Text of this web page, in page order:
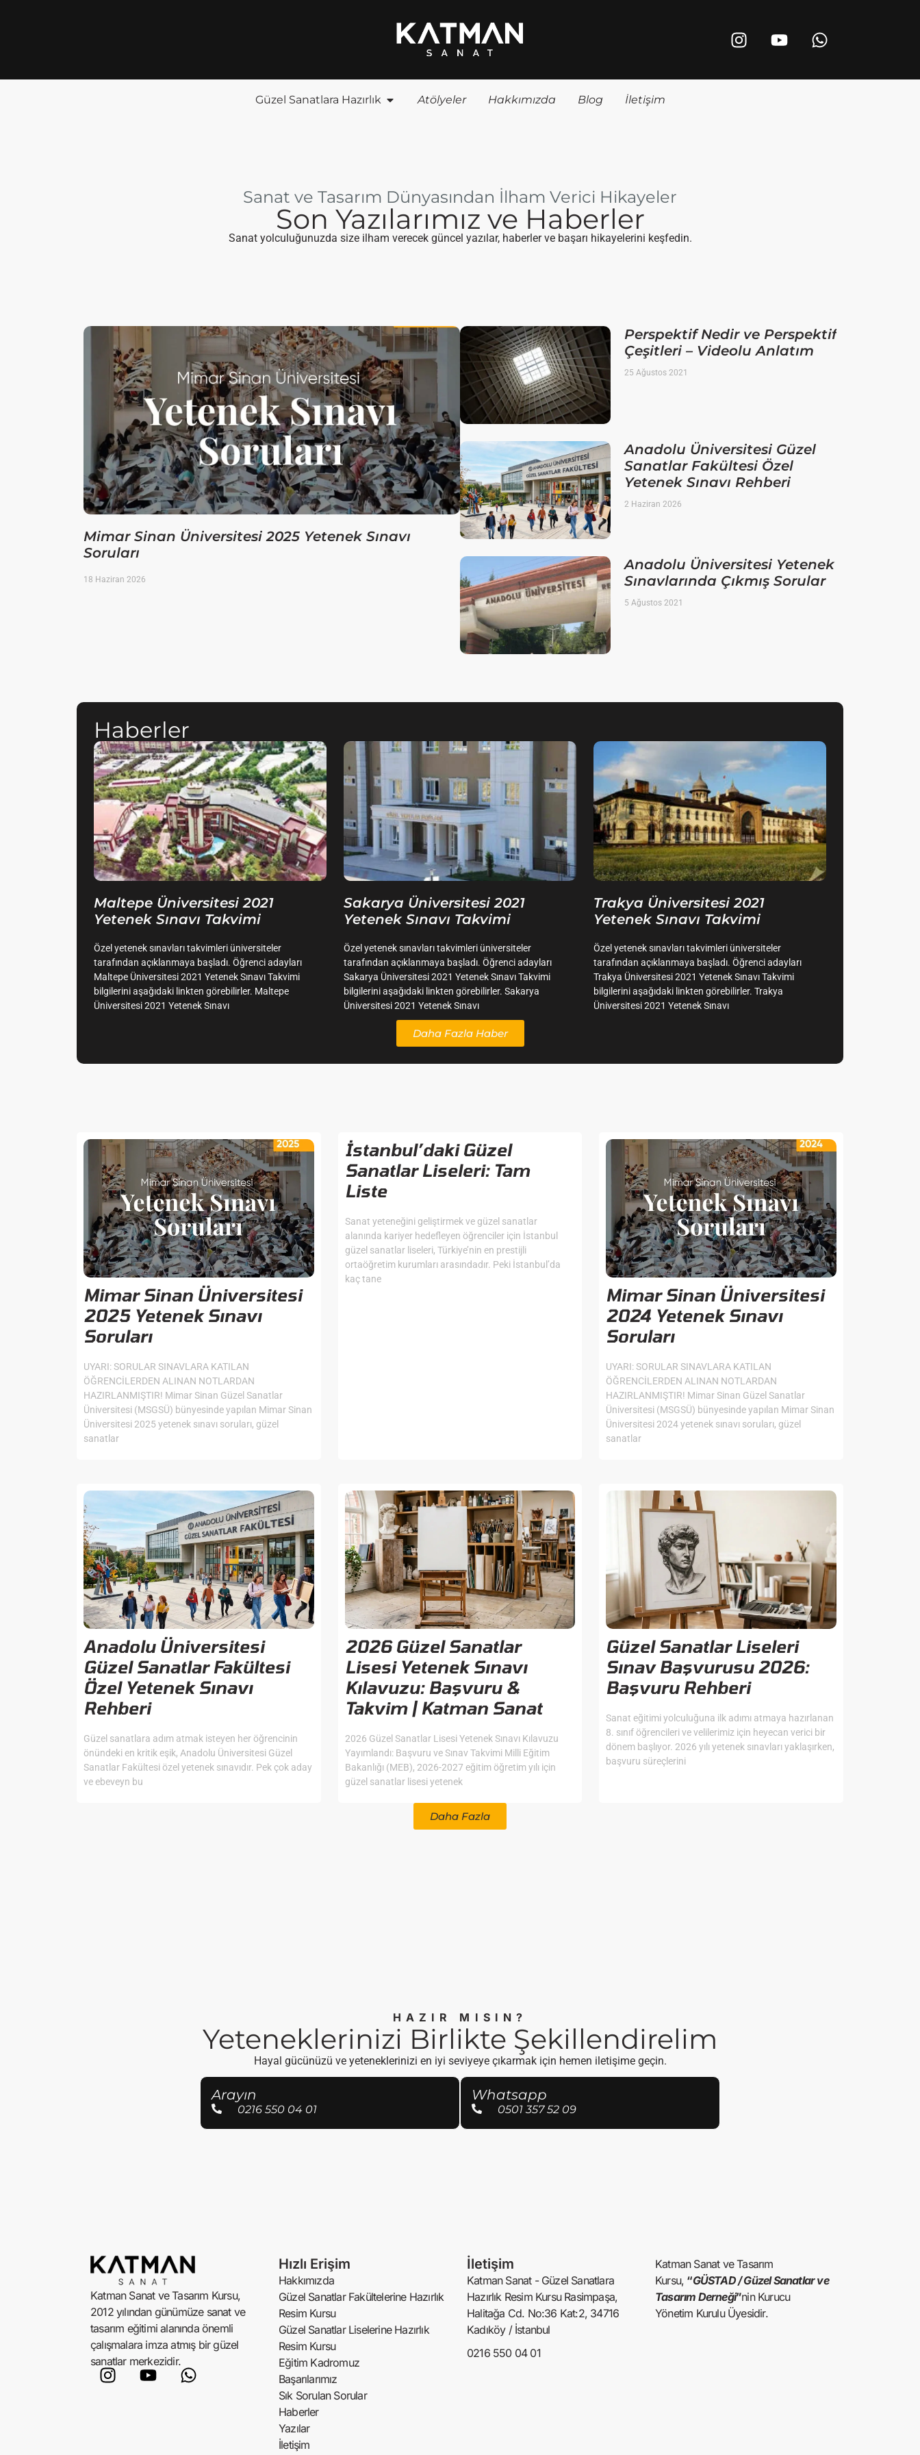
Güzel Sanatlara Hazırlık Atölyeler Hakkımızda Blog İletişim
Sanat ve Tasarım Dünyasından İlham Verici Hikayeler
Son Yazılarımız ve Haberler
Sanat yolculuğunuzda size ilham verecek güncel yazılar, haberler ve başarı hikayelerini keşfedin.
Mimar Sinan Üniversitesi 2025 Yetenek Sınavı
Soruları
18 Haziran 2026
Perspektif Nedir ve Perspektif
Çeşitleri – Videolu Anlatım
25 Ağustos 2021
Anadolu Üniversitesi Güzel
Sanatlar Fakültesi Özel
Yetenek Sınavı Rehberi
2 Haziran 2026
Anadolu Üniversitesi Yetenek
Sınavlarında Çıkmış Sorular
5 Ağustos 2021
Haberler
Maltepe Üniversitesi 2021
Yetenek Sınavı Takvimi
Özel yetenek sınavları takvimleri üniversiteler
tarafından açıklanmaya başladı. Öğrenci adayları
Maltepe Üniversitesi 2021 Yetenek Sınavı Takvimi
bilgilerini aşağıdaki linkten görebilirler. Maltepe
Üniversitesi 2021 Yetenek Sınavı
Sakarya Üniversitesi 2021
Yetenek Sınavı Takvimi
Özel yetenek sınavları takvimleri üniversiteler
tarafından açıklanmaya başladı. Öğrenci adayları
Sakarya Üniversitesi 2021 Yetenek Sınavı Takvimi
bilgilerini aşağıdaki linkten görebilirler. Sakarya
Üniversitesi 2021 Yetenek Sınavı
Trakya Üniversitesi 2021
Yetenek Sınavı Takvimi
Özel yetenek sınavları takvimleri üniversiteler
tarafından açıklanmaya başladı. Öğrenci adayları
Trakya Üniversitesi 2021 Yetenek Sınavı Takvimi
bilgilerini aşağıdaki linkten görebilirler. Trakya
Üniversitesi 2021 Yetenek Sınavı
Daha Fazla Haber
Mimar Sinan Üniversitesi
2025 Yetenek Sınavı
Soruları
UYARI: SORULAR SINAVLARA KATILAN
ÖĞRENCİLERDEN ALINAN NOTLARDAN
HAZIRLANMIŞTIR! Mimar Sinan Güzel Sanatlar
Üniversitesi (MSGSÜ) bünyesinde yapılan Mimar Sinan
Üniversitesi 2025 yetenek sınavı soruları, güzel
sanatlar
İstanbul’daki Güzel
Sanatlar Liseleri: Tam
Liste
Sanat yeteneğini geliştirmek ve güzel sanatlar
alanında kariyer hedefleyen öğrenciler için İstanbul
güzel sanatlar liseleri, Türkiye’nin en prestijli
ortaöğretim kurumları arasındadır. Peki İstanbul’da
kaç tane
Mimar Sinan Üniversitesi
2024 Yetenek Sınavı
Soruları
UYARI: SORULAR SINAVLARA KATILAN
ÖĞRENCİLERDEN ALINAN NOTLARDAN
HAZIRLANMIŞTIR! Mimar Sinan Güzel Sanatlar
Üniversitesi (MSGSÜ) bünyesinde yapılan Mimar Sinan
Üniversitesi 2024 yetenek sınavı soruları, güzel
sanatlar
Anadolu Üniversitesi
Güzel Sanatlar Fakültesi
Özel Yetenek Sınavı
Rehberi
Güzel sanatlara adım atmak isteyen her öğrencinin
önündeki en kritik eşik, Anadolu Üniversitesi Güzel
Sanatlar Fakültesi özel yetenek sınavıdır. Pek çok aday
ve ebeveyn bu
2026 Güzel Sanatlar
Lisesi Yetenek Sınavı
Kılavuzu: Başvuru &
Takvim | Katman Sanat
2026 Güzel Sanatlar Lisesi Yetenek Sınavı Kılavuzu
Yayımlandı: Başvuru ve Sınav Takvimi Milli Eğitim
Bakanlığı (MEB), 2026-2027 eğitim öğretim yılı için
güzel sanatlar lisesi yetenek
Güzel Sanatlar Liseleri
Sınav Başvurusu 2026:
Başvuru Rehberi
Sanat eğitimi yolculuğuna ilk adımı atmaya hazırlanan
8. sınıf öğrencileri ve velilerimiz için heyecan verici bir
dönem başlıyor. 2026 yılı yetenek sınavları yaklaşırken,
başvuru süreçlerini
Daha Fazla
HAZIR MISIN?
Yeteneklerinizi Birlikte Şekillendirelim
Hayal gücünüzü ve yeteneklerinizi en iyi seviyeye çıkarmak için hemen iletişime geçin.
Arayın
0216 550 04 01
Whatsapp
0501 357 52 09
Katman Sanat ve Tasarım Kursu,
2012 yılından günümüze sanat ve
tasarım eğitimi alanında önemli
çalışmalara imza atmış bir güzel
sanatlar merkezidir.
Hızlı Erişim
Hakkımızda
Güzel Sanatlar Fakültelerine Hazırlık
Resim Kursu
Güzel Sanatlar Liselerine Hazırlık
Resim Kursu
Eğitim Kadromuz
Başarılarımız
Sık Sorulan Sorular
Haberler
Yazılar
İletişim
İletişim
Katman Sanat - Güzel Sanatlara
Hazırlık Resim Kursu Rasimpaşa,
Halitağa Cd. No:36 Kat:2, 34716
Kadıköy / İstanbul
0216 550 04 01
Katman Sanat ve Tasarım
Kursu, “GÜSTAD / Güzel Sanatlar ve
Tasarım Derneği”nin Kurucu
Yönetim Kurulu Üyesidir.